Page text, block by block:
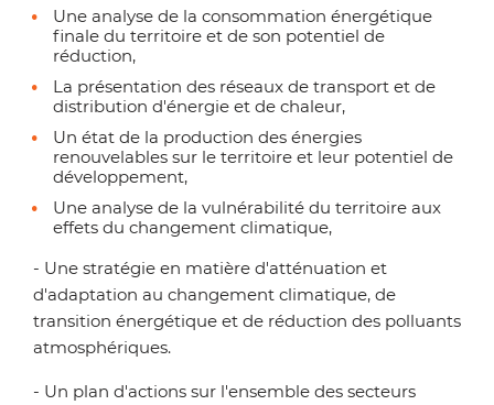
Une analyse de la consommation énergétique
finale du territoire et de son potentiel de
réduction,
La présentation des réseaux de transport et de
distribution d'énergie et de chaleur,
Un état de la production des énergies
renouvelables sur le territoire et leur potentiel de
développement,
Une analyse de la vulnérabilité du territoire aux
effets du changement climatique,
- Une stratégie en matière d'atténuation et
d'adaptation au changement climatique, de
transition énergétique et de réduction des polluants
atmosphériques.
- Un plan d'actions sur l'ensemble des secteurs